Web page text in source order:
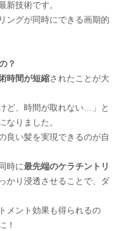
新技術です。
ングが同時にできる画期的
？
時間が短縮されたことが大
ど、時間が取れない…」と
なりました。
良い髪を実現できるのが自
時に最先端のケラチントリ
かり浸透させることで、ダ
メント効果も得られるの
！